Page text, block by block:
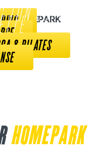
HOMEPARK
CORPS
& PILATES
HOMEPARK